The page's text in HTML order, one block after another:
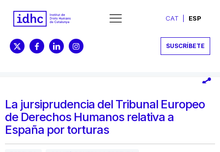
CAT ESP
SUSCRÍBETE
La jursiprudencia del Tribunal Europeo
de Derechos Humanos relativa a
España por torturas